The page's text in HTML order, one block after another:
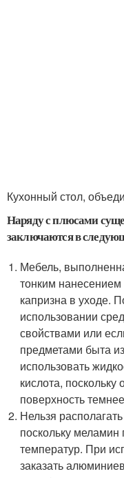
Кухонный стол,
Наряду с плюсами
заключаются в
Мебель,
тонким
капризна в уходе.
использовании
свойствами или
предметами быта
использовать
кислота, поскольку
поверхность
Нельзя
поскольку
температур. При
заказать